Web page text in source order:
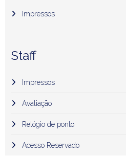
Impressos
Staff
Impressos
Avaliação
Relógio de ponto
Acesso Reservado